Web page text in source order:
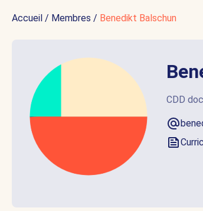
Accueil / Membres / Benedikt Balschun
CDD